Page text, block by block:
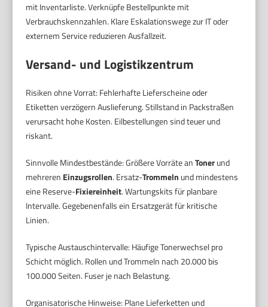
mit Inventarliste. Verknüpfe Bestellpunkte mit
Verbrauchskennzahlen. Klare Eskalationswege zur IT oder
externem Service reduzieren Ausfallzeit.
Versand- und Logistikzentrum
Risiken ohne Vorrat: Fehlerhafte Lieferscheine oder
Etiketten verzögern Auslieferung. Stillstand in Packstraßen
verursacht hohe Kosten. Eilbestellungen sind teuer und
riskant.
Sinnvolle Mindestbestände: Größere Vorräte anTonerund
mehreren Einzugsrollen. Ersatz-Trommeln und mindestens
eine Reserve-Fixiereinheit. Wartungskits für planbare
Intervalle. Gegebenenfalls ein Ersatzgerät für kritische
Linien.
Typische Austauschintervalle: Häufige Tonerwechsel pro
Schicht möglich. Rollen und Trommeln nach 20.000 bis
100.000 Seiten. Fuser je nach Belastung.
Organisatorische Hinweise: Plane Lieferketten und